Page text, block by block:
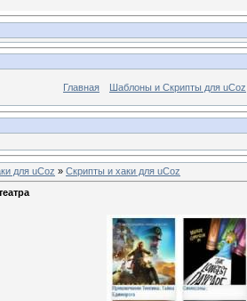
Главная Шаблоны и Скрипты для uCoz
для uCoz » Скрипты и хаки для uCoz